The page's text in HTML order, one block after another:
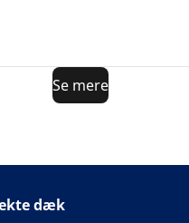
Se mere
dæk